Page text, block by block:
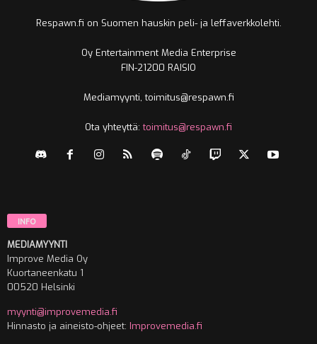
Respawn.fi on Suomen hauskin peli- ja leffaverkkolehti.
Oy Entertainment Media Enterprise
FIN-21200 RAISIO
Mediamyynti, toimitus@respawn.fi
Ota yhteyttä:toimitus@respawn.fi
INFO
MEDIAMYYNTI
Improve Media Oy
Kuortaneenkatu 1
00520 Helsinki
myynti@improvemedia.fi
Hinnasto ja aineisto-ohjeet: Improvemedia.fi